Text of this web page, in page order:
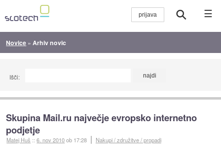
☰
Novice » Arhiv novic
Išči:
Skupina Mail.ru največje evropsko internetno
podjetje
Matej Huš ::6. nov 2010ob 17:28 Nakupi / združitve / propadi